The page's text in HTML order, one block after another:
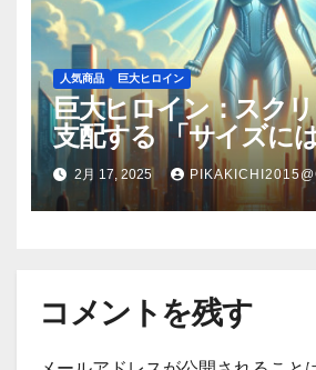
人気商品 巨大ヒロイン
巨大ヒロイン：スク
支配する 「サイズに
し、ヒロインたちの
2月 17, 2025
コメントを残す